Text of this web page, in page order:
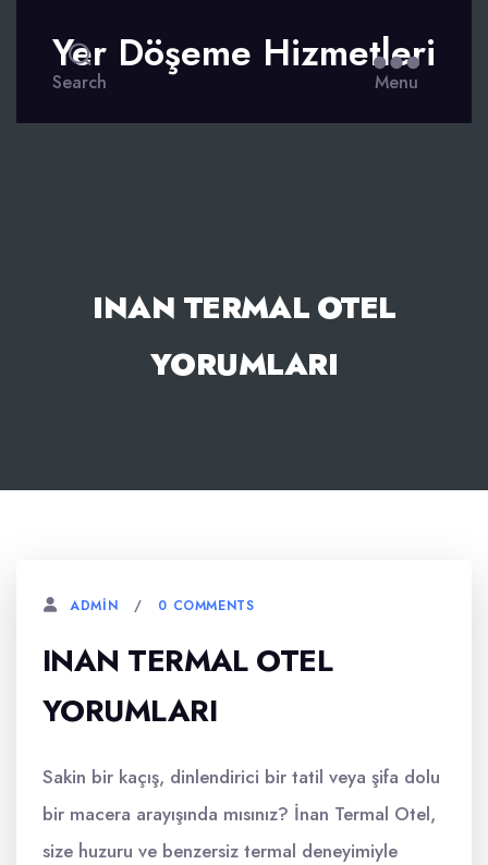
Search
Yer Döşeme Hizmetleri
Menu
INAN TERMAL OTEL
YORUMLARI
ADMIN 0 COMMENTS
INAN TERMAL OTEL
YORUMLARI
Sakin bir kaçış, dinlendirici bir tatil veya şifa dolu
bir macera arayışında mısınız? İnan Termal Otel,
size huzuru ve benzersiz termal deneyimiyle